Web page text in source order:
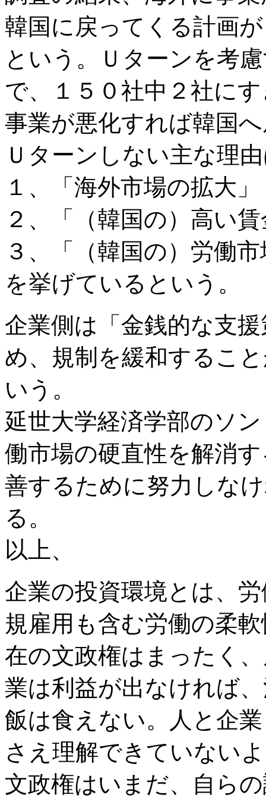
韓国に戻ってくる計画
という。Ｕターンを考
で、１５０社中２社に
事業が悪化すれば韓国
Ｕターンしない主な理
１、「海外市場の拡大
２、「（韓国の）高い
３、「（韓国の）労働
を挙げているという。
企業側は「金銭的な支
め、規制を緩和するこ
いう。
延世大学経済学部のソ
働市場の硬直性を解消
善するために努力しな
る。
以上、
企業の投資環境とは、
規雇用も含む労働の柔
在の文政権はまったく
業は利益が出なければ
飯は食えない。人と企
さえ理解できていない
文政権はいまだ、自ら